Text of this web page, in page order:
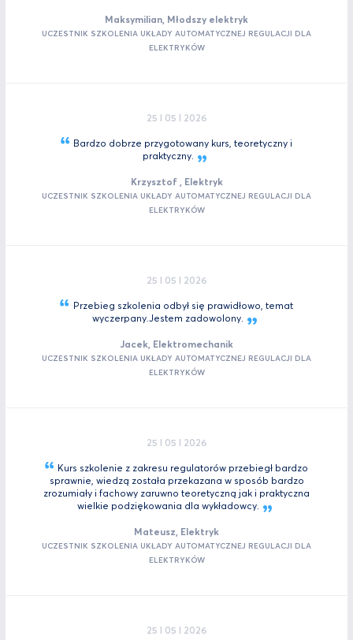
Maksymilian, Młodszy elektryk
UCZESTNIK SZKOLENIA UKŁADY AUTOMATYCZNEJ REGULACJI DLA
ELEKTRYKÓW
25 I 05 I 2026
Bardzo dobrze przygotowany kurs, teoretyczny i
praktyczny.
Krzysztof , Elektryk
UCZESTNIK SZKOLENIA UKŁADY AUTOMATYCZNEJ REGULACJI DLA
ELEKTRYKÓW
25 I 05 I 2026
Przebieg szkolenia odbył się prawidłowo, temat
wyczerpany.Jestem zadowolony.
Jacek, Elektromechanik
UCZESTNIK SZKOLENIA UKŁADY AUTOMATYCZNEJ REGULACJI DLA
ELEKTRYKÓW
25 I 05 I 2026
Kurs szkolenie z zakresu regulatorów przebiegł bardzo
sprawnie, wiedzą została przekazana w sposób bardzo
zrozumiały i fachowy zaruwno teoretyczną jak i praktyczna
wielkie podziękowania dla wykładowcy.
Mateusz, Elektryk
UCZESTNIK SZKOLENIA UKŁADY AUTOMATYCZNEJ REGULACJI DLA
ELEKTRYKÓW
25 I 05 I 2026